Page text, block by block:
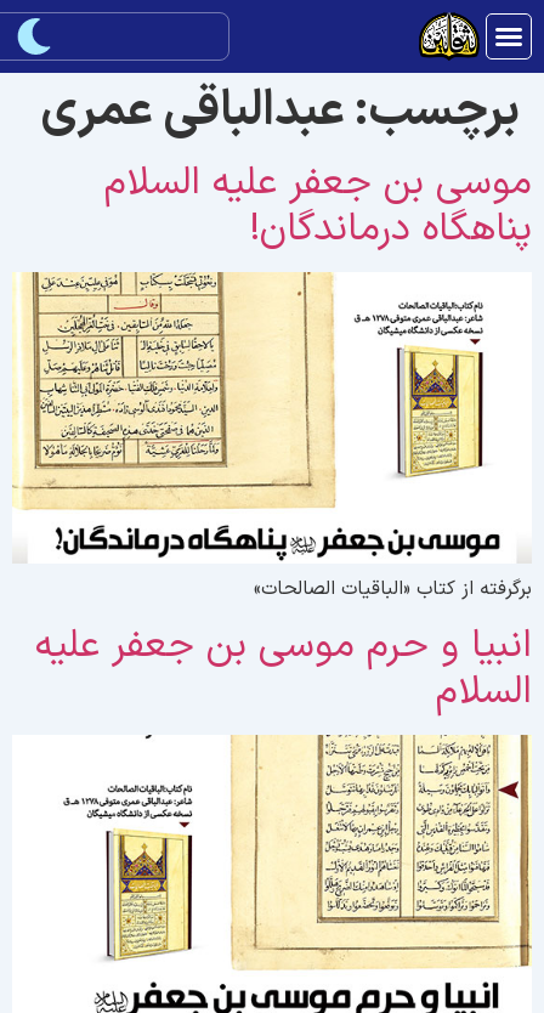
برچسب:عبدالباقی عمری
بن جعفر علیه السلام
درماندگان!
از کتاب «الباقیات الصالحات»
و حرم موسی بن جعفر علیه